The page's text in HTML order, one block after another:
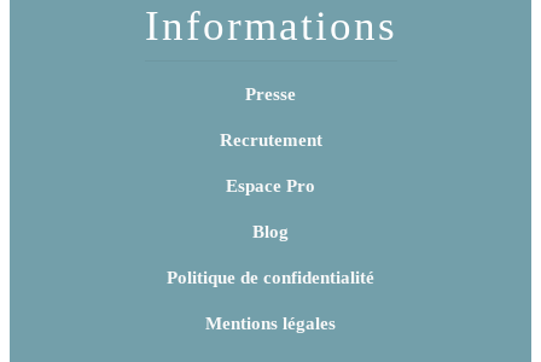
Informations
Presse
Recrutement
Espace Pro
Blog
Politique de confidentialité
Mentions légales